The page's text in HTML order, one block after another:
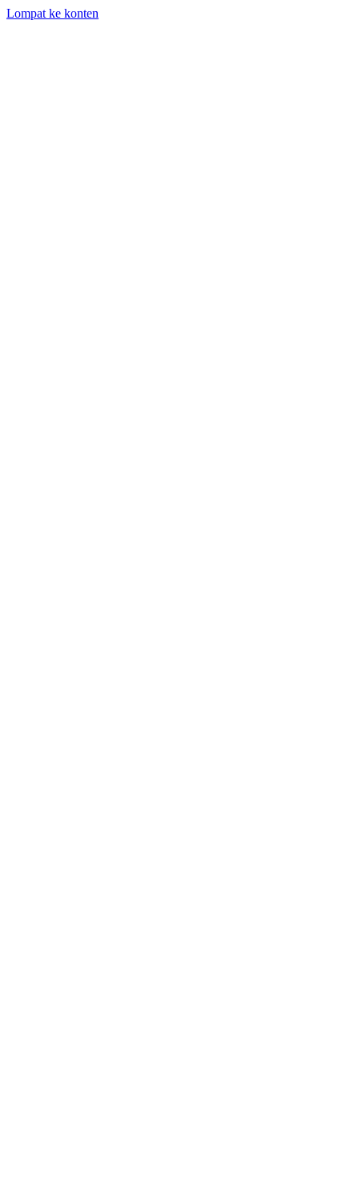
Lompat ke konten